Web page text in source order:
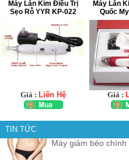
Máy Lăn Kim Điều Trị
Sẹo Rỗ YYR KP-022
Giá : Liên Hệ
Máy Lăn
Quốc
Giá :
TIN TỨC
Máy giảm béo